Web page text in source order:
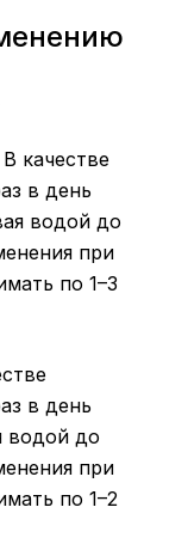
качестве
в день
водой до
при
по 1–3
в день
водой до
при
по 1–2